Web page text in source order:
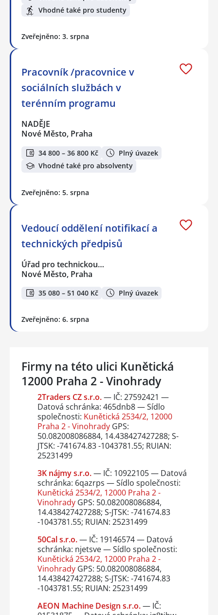
Vhodné také pro studenty
Zveřejněno: 3. srpna
Pracovník /pracovnice v
sociálních službách v
terénním programu
NADĚJE
Nové Město, Praha
34 800 – 36 800 Kč
Plný úvazek
Vhodné také pro absolventy
Zveřejněno: 5. srpna
Vedoucí oddělení notifikací a
technických předpisů
Úřad pro technickou…
Nové Město, Praha
35 080 – 51 040 Kč Plný úvazek
Zveřejněno: 6. srpna
Firmy na této ulici Kunětická
12000 Praha 2 - Vinohrady
2Traders CZ s.r.o.— IČ: 27592421 —
Datová schránka: 465dnb8 — Sídlo
společnosti: Kunětická 2534/2, 12000
Praha 2 - VinohradyGPS:
50.082008086884, 14.438427427288; S-
JTSK: -741674.83 -1043781.55; RUIAN:
25231499
3K nájmy s.r.o.— IČ: 10922105 — Datová
schránka: 6qazrps — Sídlo společnosti:
Kunětická 2534/2, 12000 Praha 2 -
VinohradyGPS: 50.082008086884,
14.438427427288; S-JTSK: -741674.83
-1043781.55; RUIAN: 25231499
50Cal s.r.o.— IČ: 19146574 — Datová
schránka: njetsve — Sídlo společnosti:
Kunětická 2534/2, 12000 Praha 2 -
VinohradyGPS: 50.082008086884,
14.438427427288; S-JTSK: -741674.83
-1043781.55; RUIAN: 25231499
AEON Machine Design s.r.o.— IČ: